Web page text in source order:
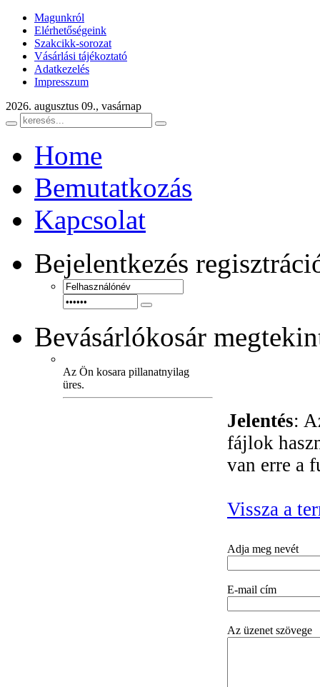
Magunkról
Elérhetőségeink
Szakcikk-sorozat
Vásárlási tájékoztató
Adatkezelés
Impresszum
2026. augusztus 09., vasárnap
Home
Bemutatkozás
Kapcsolat
Bejelentkezés
Bevásárlókosár
Az Ön kosara pillanatnyilag
üres.
Jelentés:
fájlok
van erre a
Vissza a
Adja meg nevét
E-mail cím
Az üzenet szövege